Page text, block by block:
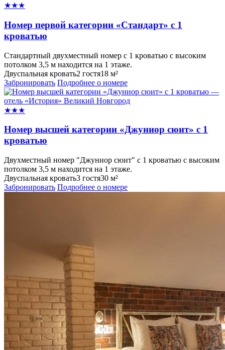
★★★
Номер первой категории «Стандарт» с 1
кроватью
Стандартный двухместный номер с 1 кроватью с высоким
потолком 3,5 м находится на 1 этаже.
Двуспальная кровать2 гостя18 м²
Забронировать Подробнее о номере
★★★
Номер высшей категории «Джуниор сюит» с 1
кроватью
Двухместный номер "Джуниор сюит" с 1 кроватью с высоким
потолком 3,5 м находится на 1 этаже.
Двуспальная кровать3 гостя30 м²
Забронировать Подробнее о номере